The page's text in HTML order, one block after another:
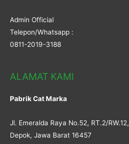
Admin Official
Telepon/Whatsapp :
0811-2019-3188
ALAMAT KAMI
Pabrik Cat Marka
Jl. Emeralda Raya No.52, RT.2/
Depok, Jawa Barat 16457